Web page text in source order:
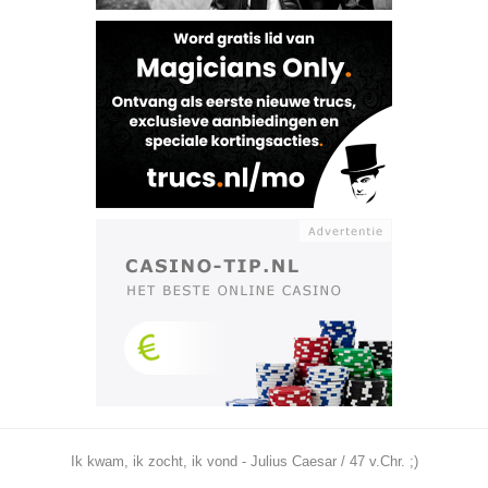
Ik kwam, ik zocht, ik vond - Julius Caesar / 47 v.Chr. ;)